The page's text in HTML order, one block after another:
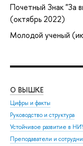
Почетный Знак "За
(октябрь 2022)
Молодой ученый
О ВЫШКЕ
Цифры и факты
Руководство и структура
Устойчивое развитие в
Преподаватели и